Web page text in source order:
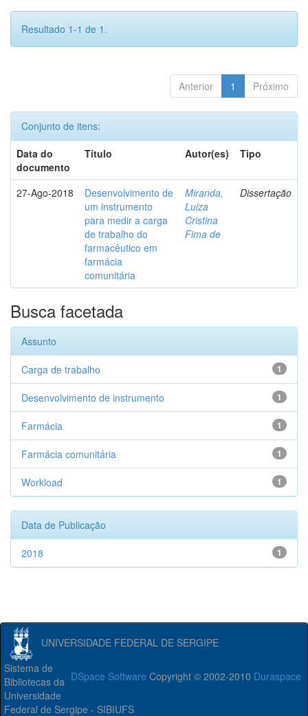
Resultado 1-1 de 1.
Anterior 1 Próximo
Conjunto de itens:
Data do
documento
Título Autor(es) Tipo
27-Ago-2018
Desenvolvimento de
um instrumento
para medir a carga
de trabalho do
farmacêutico em
farmácia
comunitária
Miranda,
Luiza
Cristina
Fima de
Dissertação
Busca facetada
Assunto
1
Carga de trabalho
1
Desenvolvimento de instrumento
1
Farmácia
1
Farmácia comunitária
1
Workload
Data de Publicação
1
2018
UNIVERSIDADE FEDERAL DE SERGIPE
DSpace Software Copyright © 2002-2010 Duraspace
Sistema de
Bibliotecas da
Universidade
Federal de Sergipe - SIBIUFS